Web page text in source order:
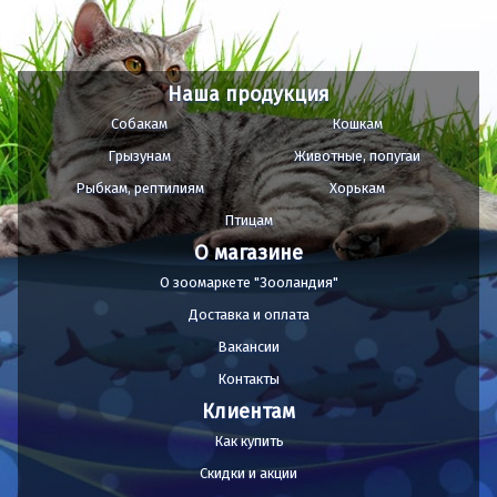
Наша продукция
Собакам
Кошкам
Грызунам
Животные, попугаи
Рыбкам, рептилиям
Хорькам
Птицам
О магазине
О зоомаркете "Зооландия"
Доставка и оплата
Вакансии
Контакты
Клиентам
Как купить
Скидки и акции